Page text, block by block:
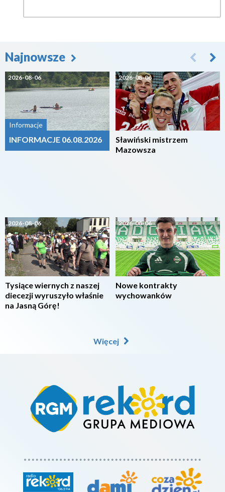
Najnowsze
2026-08-06
Informacje
INFORMACJE 06.08.2026
2026-08-06
Tysiące wiernych z naszej
diecezji wyruszyło właśnie
na Jasną Górę!
2026-08-06
Sławiński mistrzem
Mazowsza
2026-08-06
Nowe kontrakty
wychowanków
Więcej